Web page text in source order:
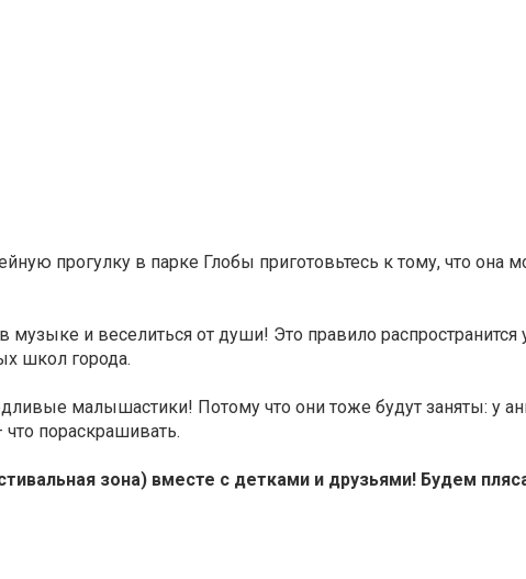
прогулку в парке Глобы приготовьтесь к тому, что она
и веселиться от души! Это правило распространится
школ города.
малышастики! Потому что они тоже будут заняты: у
что пораскрашивать.
зона) вместе с детками и друзьями! Будем